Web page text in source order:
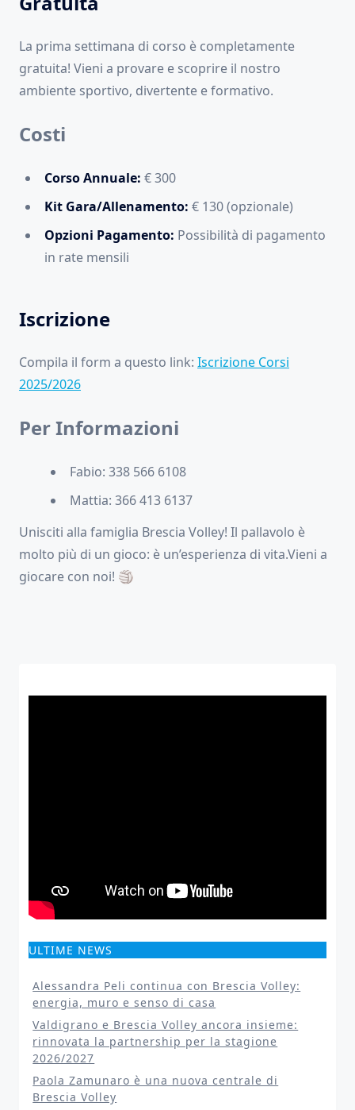
La prima settimana di corso è completamente
gratuita! Vieni a provare e scoprire il nostro
ambiente sportivo, divertente e formativo.
Costi
Corso Annuale: € 300
Kit Gara/Allenamento: € 130 (opzionale)
Opzioni Pagamento: Possibilità di pagamento
in rate mensili
Iscrizione
Compila il form a questo link: Iscrizione Corsi
2025/2026
Per Informazioni
Fabio: 338 566 6108
Mattia: 366 413 6137
Unisciti alla famiglia Brescia Volley! Il pallavolo è
molto più di un gioco: è un’esperienza di vita.Vieni a
giocare con noi! 🏐
ULTIME NEWS
Alessandra Peli continua con Brescia Volley:
energia, muro e senso di casa
Valdigrano e Brescia Volley ancora insieme:
rinnovata la partnership per la stagione
2026/2027
Paola Zamunaro è una nuova centrale di
Brescia Volley